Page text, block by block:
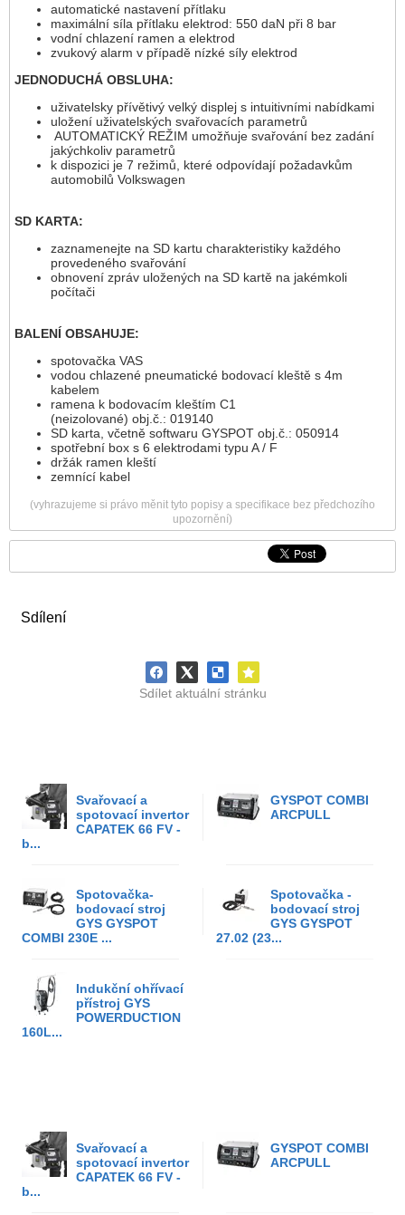
Sdílení
Sdílet aktuální stránku
Svařovací a
spotovací invertor
CAPATEK 66 FV -
b...
GYSPOT COMBI
ARCPULL
Spotovačka-
bodovací stroj
GYS GYSPOT
COMBI 230E ...
Spotovačka -
bodovací stroj
GYS GYSPOT
27.02 (23...
Indukční ohřívací
přístroj GYS
POWERDUCTION
160L...
Svařovací a
spotovací invertor
CAPATEK 66 FV -
b...
GYSPOT COMBI
ARCPULL
automatické nastavení přítlaku
maximální síla přítlaku elektrod: 550 daN při 8 bar
vodní chlazení ramen a elektrod
zvukový alarm v případě nízké síly elektrod
JEDNODUCHÁ OBSLUHA:
uživatelsky přívětivý velký displej s intuitivními nabídkami
uložení uživatelských svařovacích parametrů
AUTOMATICKÝ REŽIM umožňuje svařování bez zadání
jakýchkoliv parametrů
k dispozici je 7 režimů, které odpovídají požadavkům
automobilů Volkswagen
SD KARTA:
zaznamenejte na SD kartu charakteristiky každého
provedeného svařování
obnovení zpráv uložených na SD kartě na jakémkoli
počítači
BALENÍ OBSAHUJE:
spotovačka VAS
vodou chlazené pneumatické bodovací kleště s 4m
kabelem
ramena k bodovacím kleštím C1
(neizolované) obj.č.: 019140
SD karta, včetně softwaru GYSPOT obj.č.: 050914
spotřební box s 6 elektrodami typu A / F
držák ramen kleští
zemnící kabel
(vyhrazujeme si právo měnit tyto popisy a specifikace bez předchozího
upozornění)